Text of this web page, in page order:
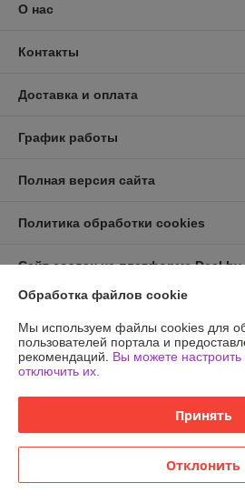
О нас
Контакты
Доставка и оплата
График работы
Полная версия сайта
Политика обработки cookies
Сайт создан на платформе Deal.by
Информация для покупателя
Юридическое лицо: ООО «Эркен»
220051, г. Минск, ул. Тимирязева, д. 127,
Регистрационный орган: Минский
Дата регистрации компании: 24.01.2024
Обработка файлов cookie
Мы используем файлы cookies для
пользователей портала и
рекомендаций. Вы можете
отключить их.
Принять
Отклонить